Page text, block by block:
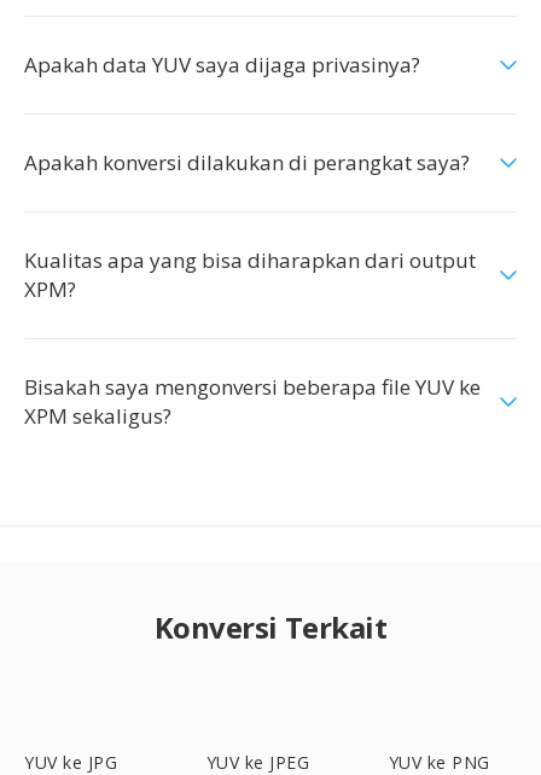
Apakah data YUV saya dijaga privasinya?
Apakah konversi dilakukan di perangkat saya?
Kualitas apa yang bisa diharapkan dari output
XPM?
Bisakah saya mengonversi beberapa file YUV ke
XPM sekaligus?
Konversi Terkait
YUV ke JPG YUV ke JPEG YUV ke PNG